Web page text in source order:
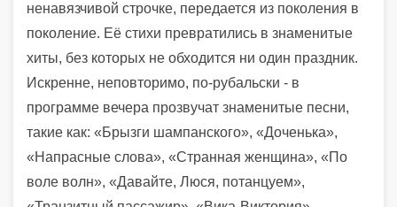
ненавязчивой строчке, передается из поколения в
поколение. Её стихи превратились в знаменитые
хиты, без которых не обходится ни один праздник.
Искренне, неповторимо, по-рубальски - в
программе вечера прозвучат знаменитые песни,
такие как: «Брызги шампанского», «Доченька»,
«Напрасные слова», «Странная женщина», «По
воле волн», «Давайте, Люся, потанцуем»,